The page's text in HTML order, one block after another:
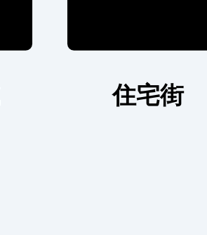
住宅街